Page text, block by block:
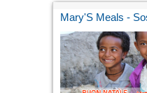
Mary'S Meals -